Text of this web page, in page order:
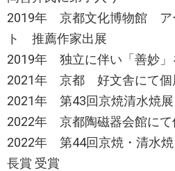
2019年 京都文化博物館 ア
ト 推薦作家出展
2019年 独立に伴い「善妙」
2021年 京都 好文舎にて個
2021年 第43回京焼清水焼
2022年 京都陶磁器会館にて
2022年 第44回京焼・清水
長賞 受賞